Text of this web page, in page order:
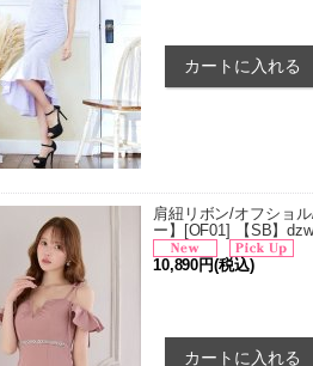
肩紐リボン/オフショ
ー】[OF01] 【SB】dzw
10,890円(税込)